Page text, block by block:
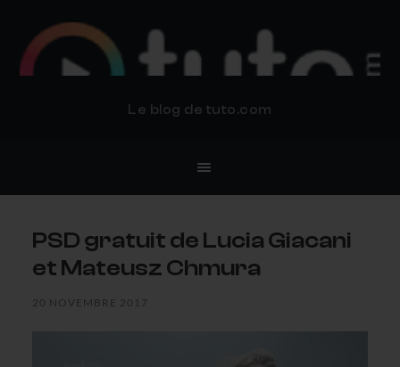
Le blog de tuto.com
PSD gratuit de Lucia Giacani
et Mateusz Chmura
20 NOVEMBRE 2017